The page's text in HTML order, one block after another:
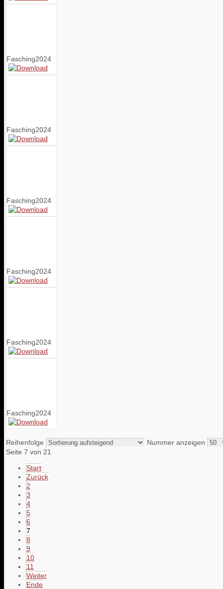
Fasching2024
Fasching2024
Fasching2024
Fasching2024
Fasching2024
Fasching2024
Reihenfolge
Nummer anzeigen
Seite 7 von 21
Start
Zurück
2
3
4
5
6
7
8
9
10
11
Weiter
Ende